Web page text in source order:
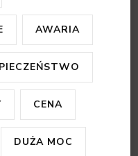
AWARIA
CENA
DUŻA MOC